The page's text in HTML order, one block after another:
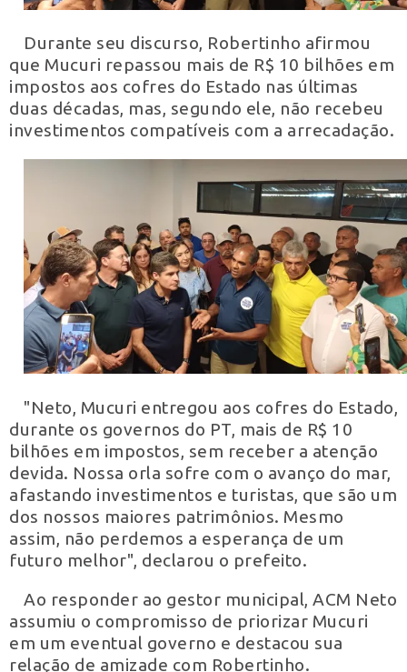
Durante seu discurso, Robertinho afirmou
que Mucuri repassou mais de R$ 10 bilhões em
impostos aos cofres do Estado nas últimas
duas décadas, mas, segundo ele, não recebeu
investimentos compatíveis com a arrecadação.
"Neto, Mucuri entregou aos cofres do Estado,
durante os governos do PT, mais de R$ 10
bilhões em impostos, sem receber a atenção
devida. Nossa orla sofre com o avanço do mar,
afastando investimentos e turistas, que são um
dos nossos maiores patrimônios. Mesmo
assim, não perdemos a esperança de um
futuro melhor", declarou o prefeito.
Ao responder ao gestor municipal, ACM Neto
assumiu o compromisso de priorizar Mucuri
em um eventual governo e destacou sua
relação de amizade com Robertinho.